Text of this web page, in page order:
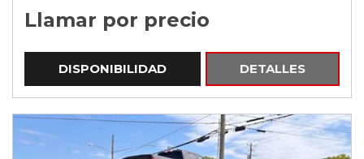
Llamar por precio
DISPONIBILIDAD DETALLES